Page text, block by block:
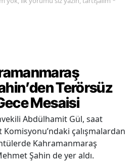
Terörsüz
Mesaisi
Abdülhamit Gül, saat
Komisyonu’ndaki çalışmalardan
Kahramanmaraş
Şahin de yer aldı.